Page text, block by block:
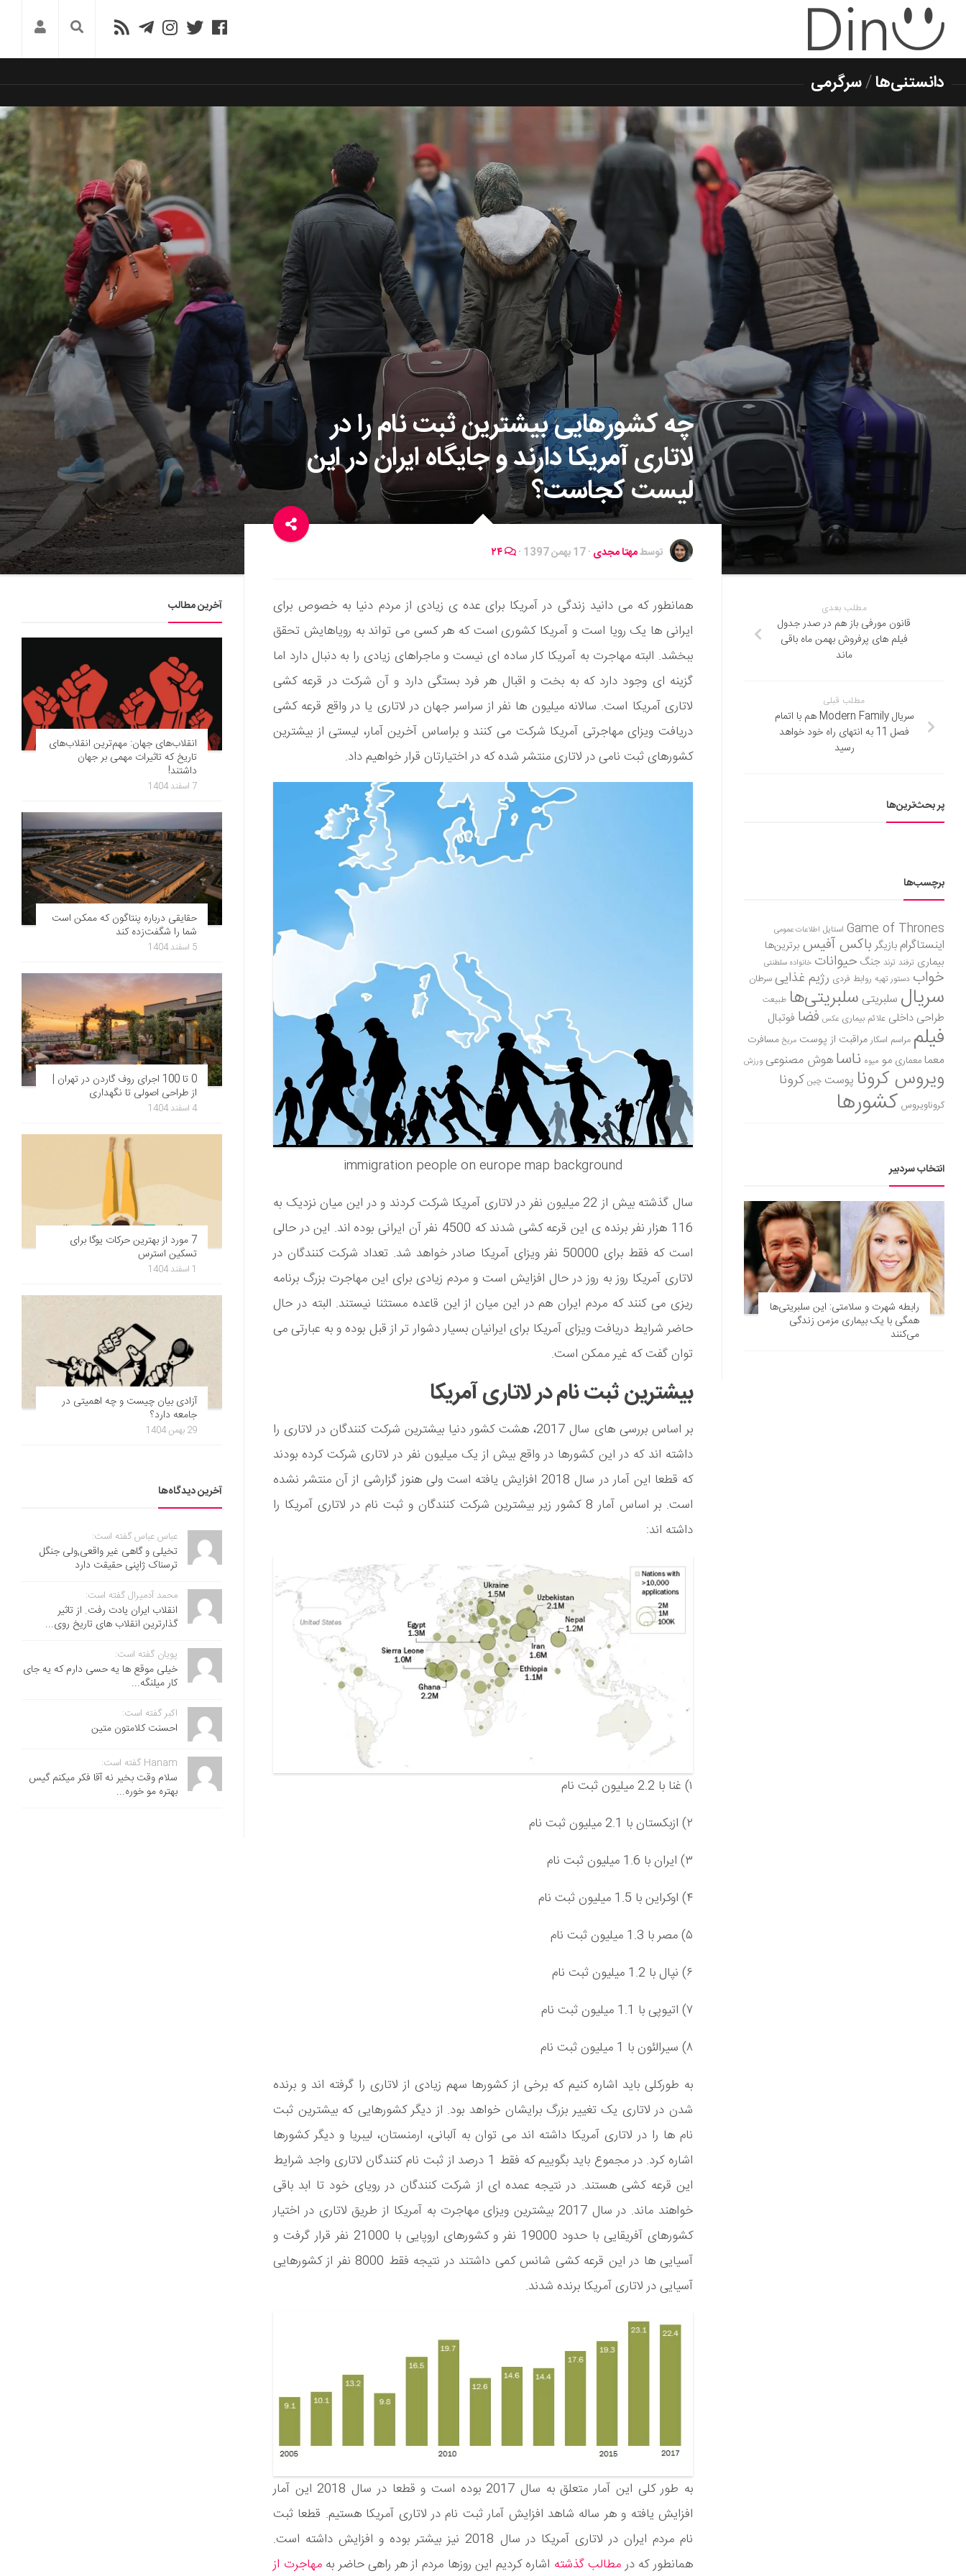
دانستنی‌ها/سرگرمی
چه کشورهایی بیشترین ثبت نام را در
لاتاری آمریکا دارند و جایگاه ایران در این
لیست کجاست؟
توسطمهتا مجدی ·17 بهمن 1397 ·
همانطور که می دانید زندگی در آمریکا برای عده ی زیادی از مردم دنیا به خصوص برای
ایرانی ها یک رویا است و آمریکا کشوری است که هر کسی می تواند به رویاهایش تحقق
ببخشد. البته مهاجرت به آمریکا کار ساده ای نیست و ماجراهای زیادی را به دنبال دارد اما
گزینه ای وجود دارد که به بخت و اقبال هر فرد بستگی دارد و آن شرکت در قرعه کشی
لاتاری آمریکا است. سالانه میلیون ها نفر از سراسر جهان در لاتاری یا در واقع قرعه کشی
دریافت ویزای مهاجرتی آمریکا شرکت می کنند و براساس آخرین آمار، لیستی از بیشترین
کشورهای ثبت نامی در لاتاری منتشر شده که در اختیارتان قرار خواهیم داد.
immigration people on europe map background
سال گذشته بیش از 22 میلیون نفر در لاتاری آمریکا شرکت کردند و در این میان نزدیک به
116 هزار نفر برنده ی این قرعه کشی شدند که 4500 نفر آن ایرانی بوده اند. این در حالی
است که فقط برای 50000 نفر ویزای آمریکا صادر خواهد شد. تعداد شرکت کنندگان در
لاتاری آمریکا روز به روز در حال افزایش است و مردم زیادی برای این مهاجرت بزرگ برنامه
ریزی می کنند که مردم ایران هم در این میان از این قاعده مستثنا نیستند. البته در حال
حاضر شرایط دریافت ویزای آمریکا برای ایرانیان بسیار دشوار تر از قبل بوده و به عبارتی می
توان گفت که غیر ممکن است.
بیشترین ثبت نام در لاتاری آمریکا
بر اساس بررسی های سال 2017، هشت کشور دنیا بیشترین شرکت کنندگان در لاتاری را
داشته اند که در این کشورها در واقع بیش از یک میلیون نفر در لاتاری شرکت کرده بودند
که قطعا این آمار در سال 2018 افزایش یافته است ولی هنوز گزارشی از آن منتشر نشده
است. بر اساس آمار 8 کشور زیر بیشترین شرکت کنندگان و ثبت نام در لاتاری آمریکا را
داشته اند:
۱) غنا با 2.2 میلیون ثبت نام
۲) ازبکستان با 2.1 میلیون ثبت نام
۳) ایران با 1.6 میلیون ثبت نام
۴) اوکراین با 1.5 میلیون ثبت نام
۵) مصر با 1.3 میلیون ثبت نام
۶) نپال با 1.2 میلیون ثبت نام
۷) اتیوپی با 1.1 میلیون ثبت نام
۸) سیرالئون با 1 میلیون ثبت نام
به طورکلی باید اشاره کنیم که برخی از کشورها سهم زیادی از لاتاری را گرفته اند و برنده
شدن در لاتاری یک تغییر بزرگ برایشان خواهد بود. از دیگر کشورهایی که بیشترین ثبت
نام ها را در لاتاری آمریکا داشته اند می توان به آلبانی، ارمنستان، لیبریا و دیگر کشورها
اشاره کرد. در مجموع باید بگوییم که فقط 1 درصد از ثبت نام کنندگان لاتاری واجد شرایط
این قرعه کشی هستند. در نتیجه عمده ای از شرکت کنندگان در رویای خود تا ابد باقی
خواهند ماند. در سال 2017 بیشترین ویزای مهاجرت به آمریکا از طریق لاتاری در اختیار
کشورهای آفریقایی با حدود 19000 نفر و کشورهای اروپایی با 21000 نفر قرار گرفت و
آسیایی ها در این قرعه کشی شانس کمی داشتند در نتیجه فقط 8000 نفر از کشورهایی
آسیایی در لاتاری آمریکا برنده شدند.
به طور کلی این آمار متعلق به سال 2017 بوده است و قطعا در سال 2018 این آمار
افزایش یافته و هر ساله شاهد افزایش آمار ثبت نام در لاتاری آمریکا هستیم. قطعا ثبت
نام مردم ایران در لاتاری آمریکا در سال 2018 نیز بیشتر بوده و افزایش داشته است.
همانطور که در مطالب گذشته اشاره کردیم این روزها مردم از هر راهی حاضر بهمهاجرت از
مطلب بعدی
قانون مورفی باز هم در صدر جدول
فیلم های پرفروش بهمن ماه باقی
ماند
مطلب قبلی
سریال Modern Family هم با اتمام
فصل 11 به انتهای راه خود خواهد
رسید
پر بحث‌ترین‌ها
برچسب‌ها
Game of Thrones استایل اطلاعات عمومی
اینستاگرام بازیگر باکس آفیس برترین‌ها
بیماری ترفند ترند جنگ حیوانات خانواده سلطنتی
خواب دستور تهیه روابط فردی رژیم غذاییسرطان
سریال سلبریتی سلبریتی‌ها طبیعت
طراحی داخلی علائم بیماری عکس فضا فوتبال
فیلم مراسم اسکارمراقبت از پوست مریخ مسافرت
معمامعماری مو میوه ناساهوش مصنوعی ورزش
ویروس کرونا پوست چین کرونا
کروناویروس کشورها
انتخاب سردبیر
رابطه شهرت و سلامتی: این سلبریتی‌ها
همگی با یک بیماری مزمن زندگی
می‌کنند
آخرین مطالب
انقلاب‌های جهان: مهم‌ترین انقلاب‌های
تاریخ که تاثیرات مهمی بر جهان
داشتند!
7 اسفند 1404
حقایقی درباره پنتاگون که ممکن است
شما را شگفت‌زده کند
5 اسفند 1404
0 تا 100 اجرای روف گاردن در تهران |
از طراحی اصولی تا نگهداری
4 اسفند 1404
7 مورد از بهترین حرکات یوگا برای
تسکین استرس
1 اسفند 1404
آزادی بیان چیست و چه اهمیتی در
جامعه دارد؟
29 بهمن 1404
آخرین دیدگاه‌ها
عباس عباس گفته است:
تخیلی و گاهی غیر واقعی,ولی جنگل
ترسناک ژاپنی حقیقت دارد
محمد آدمیرال گفته است:
انقلاب ایران یادت رفت. از تاثیر
گذارترین انقلاب های تاریخ روی...
پویان گفته است:
خیلی موقع ها یه حسی دارم که یه جای
کار میلنگه...
اکبر گفته است:
احسنت ‌کلامتون متین
Hanam گفته است:
سلام وقت بخیر نه آقا فکر میکنم گیس
بهتره مو خوره...